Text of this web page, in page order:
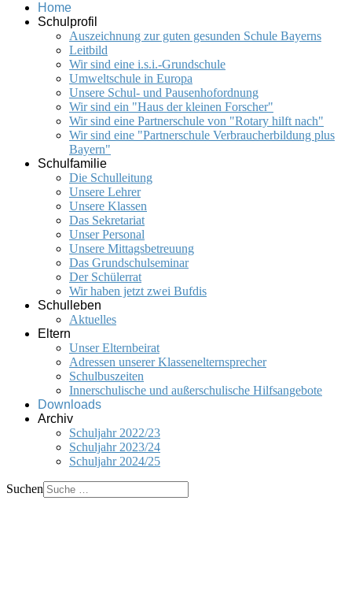
Home
Schulprofil
Auszeichnung zur guten gesunden Schule Bayerns
Leitbild
Wir sind eine i.s.i.-Grundschule
Umweltschule in Europa
Unsere Schul- und Pausenhofordnung
Wir sind ein "Haus der kleinen Forscher"
Wir sind eine Partnerschule von "Rotary hilft nach"
Wir sind eine "Partnerschule Verbraucherbildung plus
Bayern"
Schulfamilie
Die Schulleitung
Unsere Lehrer
Unsere Klassen
Das Sekretariat
Unser Personal
Unsere Mittagsbetreuung
Das Grundschulseminar
Der Schülerrat
Wir haben jetzt zwei Bufdis
Schulleben
Aktuelles
Eltern
Unser Elternbeirat
Adressen unserer Klassenelternsprecher
Schulbuszeiten
Innerschulische und außerschulische Hilfsangebote
Downloads
Archiv
Schuljahr 2022/23
Schuljahr 2023/24
Schuljahr 2024/25
Suchen